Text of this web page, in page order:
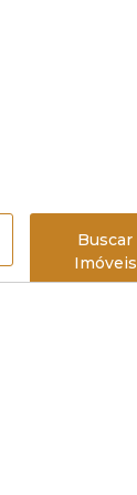
Buscar
Imóveis